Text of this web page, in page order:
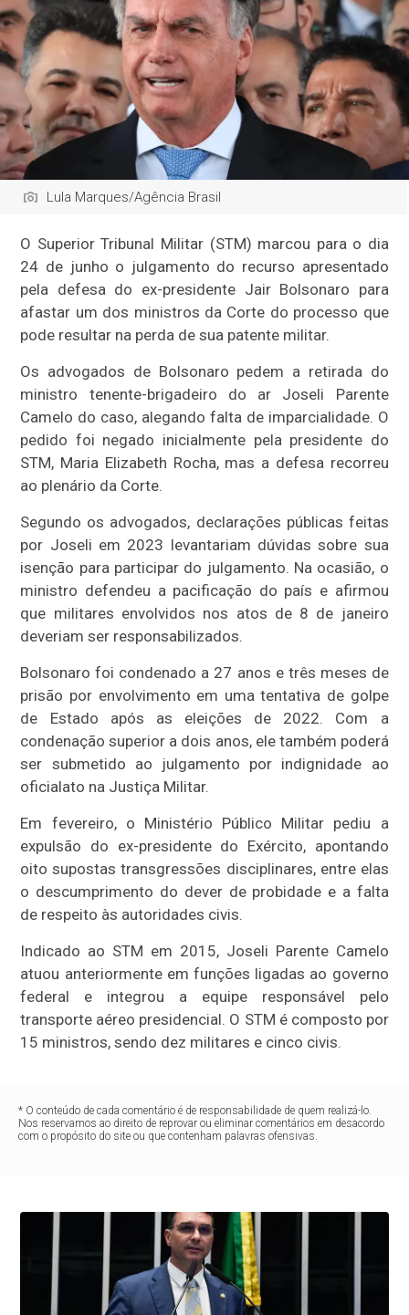
Lula Marques/Agência Brasil
O Superior Tribunal Militar (STM) marcou para o dia
24 de junho o julgamento do recurso apresentado
pela defesa do ex-presidente Jair Bolsonaro para
afastar um dos ministros da Corte do processo que
pode resultar na perda de sua patente militar.
Os advogados de Bolsonaro pedem a retirada do
ministro tenente-brigadeiro do ar Joseli Parente
Camelo do caso, alegando falta de imparcialidade. O
pedido foi negado inicialmente pela presidente do
STM, Maria Elizabeth Rocha, mas a defesa recorreu
ao plenário da Corte.
Segundo os advogados, declarações públicas feitas
por Joseli em 2023 levantariam dúvidas sobre sua
isenção para participar do julgamento. Na ocasião, o
ministro defendeu a pacificação do país e afirmou
que militares envolvidos nos atos de 8 de janeiro
deveriam ser responsabilizados.
Bolsonaro foi condenado a 27 anos e três meses de
prisão por envolvimento em uma tentativa de golpe
de Estado após as eleições de 2022. Com a
condenação superior a dois anos, ele também poderá
ser submetido ao julgamento por indignidade ao
oficialato na Justiça Militar.
Em fevereiro, o Ministério Público Militar pediu a
expulsão do ex-presidente do Exército, apontando
oito supostas transgressões disciplinares, entre elas
o descumprimento do dever de probidade e a falta
de respeito às autoridades civis.
Indicado ao STM em 2015, Joseli Parente Camelo
atuou anteriormente em funções ligadas ao governo
federal e integrou a equipe responsável pelo
transporte aéreo presidencial. O STM é composto por
15 ministros, sendo dez militares e cinco civis.
* O conteúdo de cada comentário é de responsabilidade de quem realizá-lo.
Nos reservamos ao direito de reprovar ou eliminar comentários em desacordo
com o propósito do site ou que contenham palavras ofensivas.